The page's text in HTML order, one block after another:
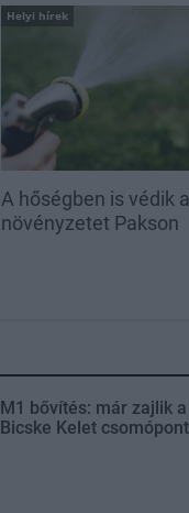
Helyi hírek
A hőségben is védik a
növényzetet Pakson
M1 bővítés: már zajlik
Bicske Kelet